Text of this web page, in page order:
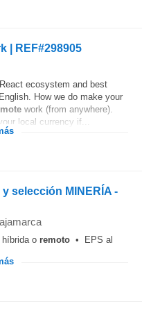
| REF#298905
ecosystem and best
How we do make your
work (from anywhere).
local currency if...
selección MINERÍA -
o remoto • EPS al